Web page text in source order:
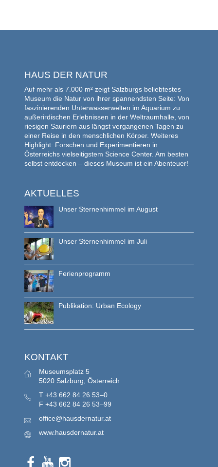
HAUS DER NATUR
Auf mehr als 7.000 m² zeigt Salzburgs beliebtestes
Museum die Natur von ihrer spannendsten Seite: Von
faszinierenden Unterwasserwelten im Aquarium zu
außerirdischen Erlebnissen in der Weltraumhalle, von
riesigen Sauriern aus längst vergangenen Tagen zu
einer Reise in den menschlichen Körper. Weiteres
Highlight: Forschen und Experimentieren in
Österreichs vielseitigstem Science Center. Am besten
selbst entdecken – dieses Museum ist ein Abenteuer!
AKTUELLES
Unser Sternenhimmel im August
Unser Sternenhimmel im Juli
Ferienprogramm
Publikation: Urban Ecology
KONTAKT
Museumsplatz 5
5020 Salzburg, Österreich
T +43 662 84 26 53–0
F +43 662 84 26 53–99
office@hausdernatur.at
www.hausdernatur.at